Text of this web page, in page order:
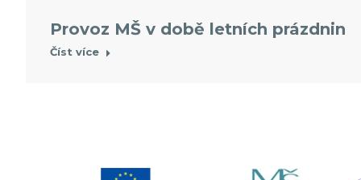
Provoz MŠ v době letních prázdnin
Číst více